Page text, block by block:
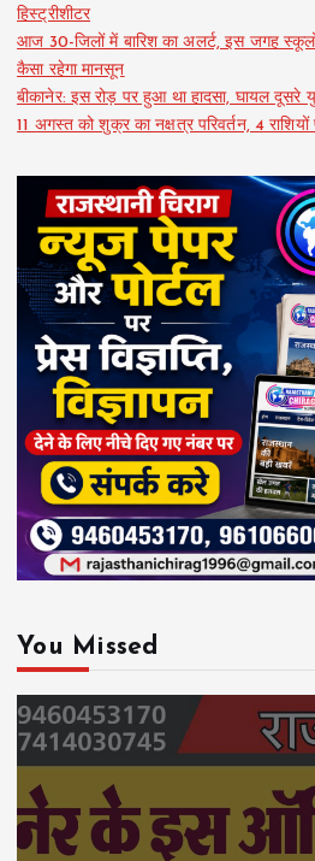
हिस्ट्रीशीटर
आज 30-जिलों में बारिश का अलर्ट, इस जगह
कैसा रहेगा मानसून
बीकानेर: इस रोड़ पर हुआ था हादसा, घायल दूसरे
11 अगस्त को शुक्र का नक्षत्र परिवर्तन, 4
You Missed